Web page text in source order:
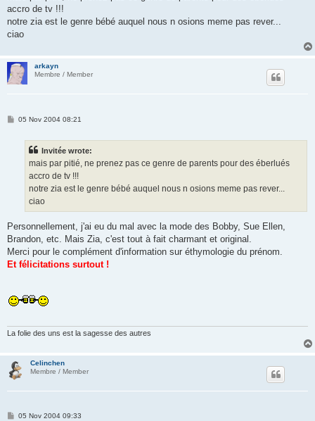
accro de tv !!!
notre zia est le genre bébé auquel nous n osions meme pas rever...
ciao
arkayn
Membre / Member
P05 Nov 2004 08:21
Invitée wrote:
mais par pitié, ne prenez pas ce genre de parents pour des éberlués
accro de tv !!!
notre zia est le genre bébé auquel nous n osions meme pas rever...
ciao
Personnellement, j'ai eu du mal avec la mode des Bobby, Sue Ellen,
Brandon, etc. Mais Zia, c'est tout à fait charmant et original.
Merci pour le complément d'information sur éthymologie du prénom.
Et félicitations surtout !
La folie des uns est la sagesse des autres
Celinchen
Membre / Member
P05 Nov 2004 09:33